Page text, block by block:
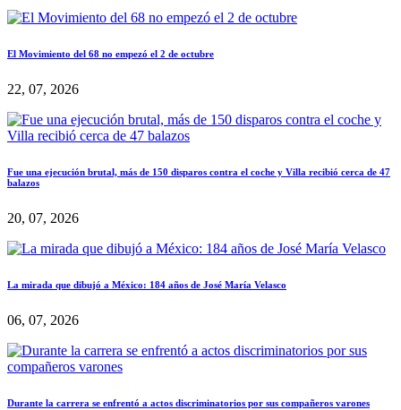
El Movimiento del 68 no empezó el 2 de octubre
22, 07, 2026
Fue una ejecución brutal, más de 150 disparos contra el coche y Villa recibió cerca de 47
balazos
20, 07, 2026
La mirada que dibujó a México: 184 años de José María Velasco
06, 07, 2026
Durante la carrera se enfrentó a actos discriminatorios por sus compañeros varones